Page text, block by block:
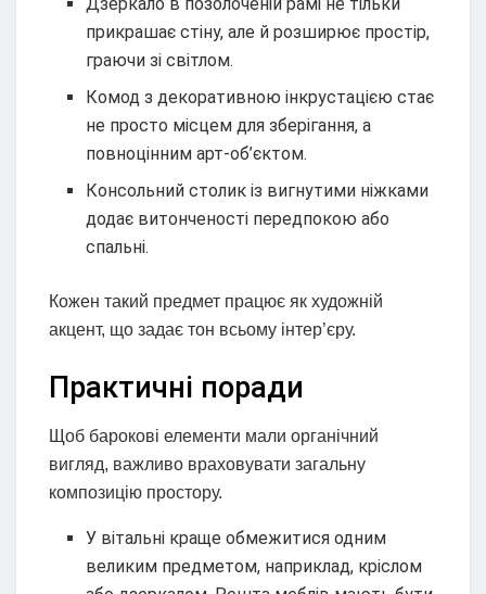
прикрашає стіну, але й розширює простір,
граючи зі світлом.
Комод з декоративною інкрустацією стає
не просто місцем для зберігання, а
повноцінним арт-об’єктом.
Консольний столик із вигнутими ніжками
додає витонченості передпокою або
спальні.
Кожен такий предмет працює як художній
акцент, що задає тон всьому інтер’єру.
Практичні поради
Щоб барокові елементи мали органічний
вигляд, важливо враховувати загальну
композицію простору.
У вітальні краще обмежитися одним
великим предметом, наприклад, кріслом